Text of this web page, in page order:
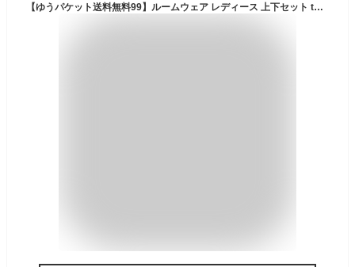
【ゆうパケット送料無料99】ルームウェア レディース 上下セット tシャツ 半袖 部屋着 パンツ 春 夏 ルームパンツ 可愛い おしゃれ 7分丈 アニマル 動物 柄 シマエナガ パンダ シロクマ ネコ セットアップ パジャマ 薄手 カジュアル M-L